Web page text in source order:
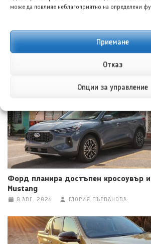
може да повлияе неблагоприятно на определени
Приемане
Отказ
Опции за управление
Форд планира достъпен кросоувър
Mustang
8 АВГ. 2026 ГЛОРИЯ ПЪРВАНОВА